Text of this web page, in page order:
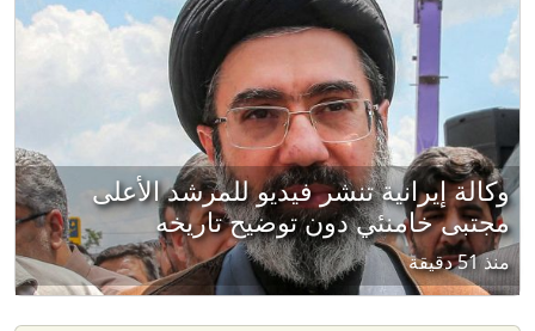
وكالة إيرانية تنشر فيديو للمرشد الأعلى
مجتبى خامنئي دون توضيح تاريخه
منذ 51 دقيقة